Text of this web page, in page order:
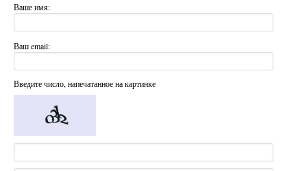
Ваше имя:
Ваш email:
Введите число, напечатанное на картинке